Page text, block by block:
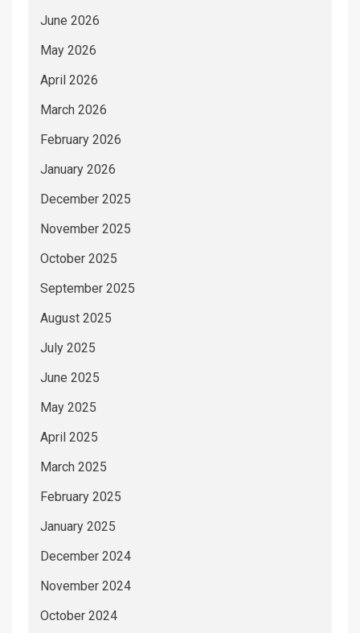
June 2026
May 2026
April 2026
March 2026
February 2026
January 2026
December 2025
November 2025
October 2025
September 2025
August 2025
July 2025
June 2025
May 2025
April 2025
March 2025
February 2025
January 2025
December 2024
November 2024
October 2024